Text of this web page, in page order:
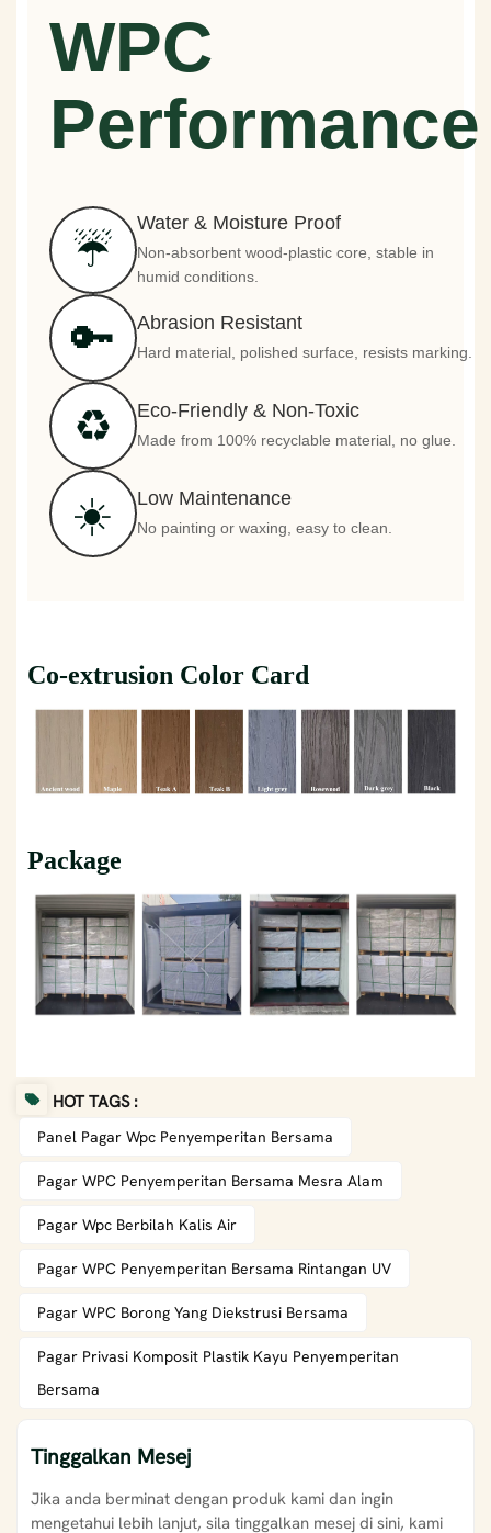
WPC
Performance
☔
Water & Moisture Proof
Non-absorbent wood-plastic core, stable in
humid conditions.
🔑 Abrasion Resistant
Hard material, polished surface, resists marking.
♻️ Eco-Friendly & Non-Toxic
Made from 100% recyclable material, no glue.
☀️ Low Maintenance
No painting or waxing, easy to clean.
Co-extrusion Color Card
Package
HOT TAGS :
Panel Pagar Wpc Penyemperitan Bersama
Pagar WPC Penyemperitan Bersama Mesra Alam
Pagar Wpc Berbilah Kalis Air
Pagar WPC Penyemperitan Bersama Rintangan UV
Pagar WPC Borong Yang Diekstrusi Bersama
Pagar Privasi Komposit Plastik Kayu Penyemperitan
Bersama
Tinggalkan Mesej
Jika anda berminat dengan produk kami dan ingin
mengetahui lebih lanjut, sila tinggalkan mesej di sini, kami